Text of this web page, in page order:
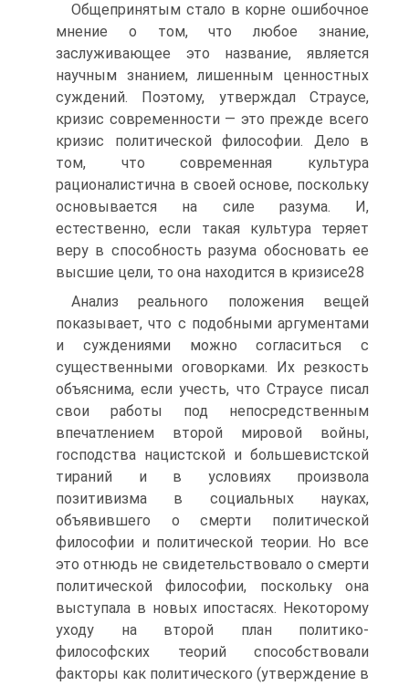
Общепринятым стало в корне ошибочное
мнение о том, что любое знание,
заслуживающее это название, является
научным знанием, лишенным ценностных
суждений. Поэтому, утверждал Страусе,
кризис современности — это прежде всего
кризис политической философии. Дело в
том, что современная культура
рационалистична в своей основе, поскольку
основывается на силе разума. И,
естественно, если такая культура теряет
веру в способность разума обосновать ее
высшие цели, то она находится в кризисе28
Анализ реального положения вещей
показывает, что с подобными аргументами
и суждениями можно согласиться с
существенными оговорками. Их резкость
объяснима, если учесть, что Страусе писал
свои работы под непосредственным
впечатлением второй мировой войны,
господства нацистской и большевистской
тираний и в условиях произвола
позитивизма в социальных науках,
объявившего о смерти политической
философии и политической теории. Но все
это отнюдь не свидетельствовало о смерти
политической философии, поскольку она
выступала в новых ипостасях. Некоторому
уходу на второй план политико-
философских теорий способствовали
факторы как политического (утверждение в